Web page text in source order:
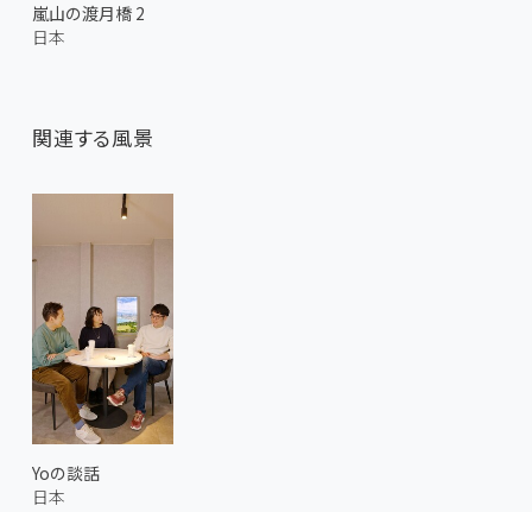
嵐山の渡月橋 2
日本
関連する風景
Yoの談話
日本